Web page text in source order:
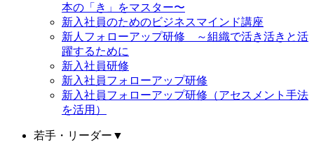
本の「き」をマスター〜
新入社員のためのビジネスマインド講座
新人フォローアップ研修 ～組織で活き活きと活
躍するために
新入社員研修
新入社員フォローアップ研修
新入社員フォローアップ研修（アセスメント手法
を活用）
若手・リーダー ▼